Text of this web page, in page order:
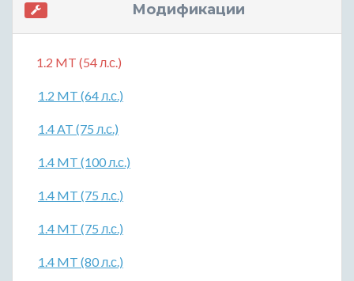
Модификации
1.2 MT (54 л.с.)
1.2 MT (64 л.с.)
1.4 AT (75 л.с.)
1.4 MT (100 л.с.)
1.4 MT (75 л.с.)
1.4 MT (75 л.с.)
1.4 MT (80 л.с.)